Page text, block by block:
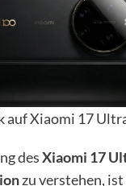
auf Xiaomi 17
desXiaomi 17
zu verstehen, ist